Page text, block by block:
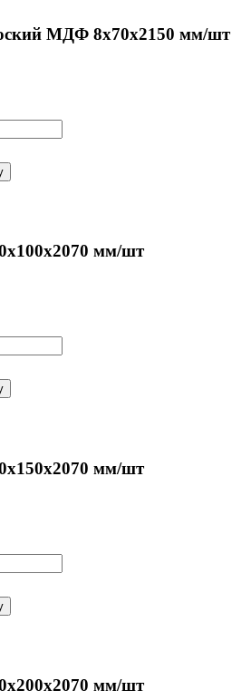
МДФ 8х70х2150 мм/шт
мм/шт
мм/шт
мм/шт